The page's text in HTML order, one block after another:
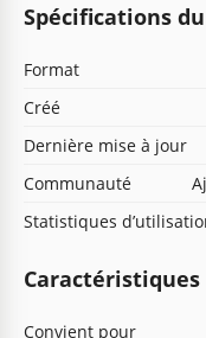
Spécifications
Format
Créé
Dernière mise à jour
Communauté
Statistiques
Convient pour